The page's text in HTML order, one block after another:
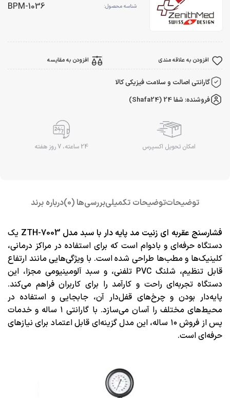
شناسه محصول: BPM-1036
افزودن به علاقه مندی افزودن به مقایسه
گارانتی اصالت و سلامت فیزیکی کالا
فروشنده: شفا 24 (Shafa24)
امکان تحویل اکسپرس 24 ساعته، 7 روز هفته
توضیحاتتوضیحات تکمیلیبررسی‌ها (0) درباره برند
فشارسنج عقربه ای زنیت مد پایه دار با سبد مدل ZTH-7003
یک
دستگاه حرفه‌ای و بادوام است که برای استفاده در مراکز درمانی،
کلینیک‌ها و مطب‌ها طراحی شده است. با ویژگی‌هایی مانند ارتفاع
قابل تنظیم، شلنگ PVC تلفنی، و سبد آلومینیومی مجزا، این
دستگاه تجربه‌ای راحت و کارآمد را برای کاربران فراهم می‌کند.
پایه‌دار بودن و چرخ‌های قفل‌دار آن، جابجایی و استفاده در
محیط‌های مختلف را آسان می‌سازد.
با گارانتی ۱ ساله و خدمات
پس از فروش ۱۰ ساله، این مدل گزینه‌ای قابل اعتماد برای نیازهای
حرفه‌ای است.